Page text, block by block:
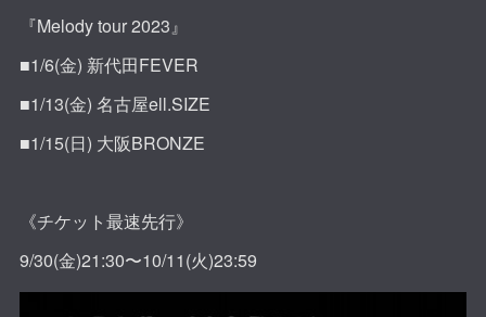
『Melody tour 2023』
■1/6(金) 新代田FEVER
■1/13(金) 名古屋ell.SIZE
■1/15(日) 大阪BRONZE
《チケット最速先行》
9/30(金)21:30〜10/11(火)23:59